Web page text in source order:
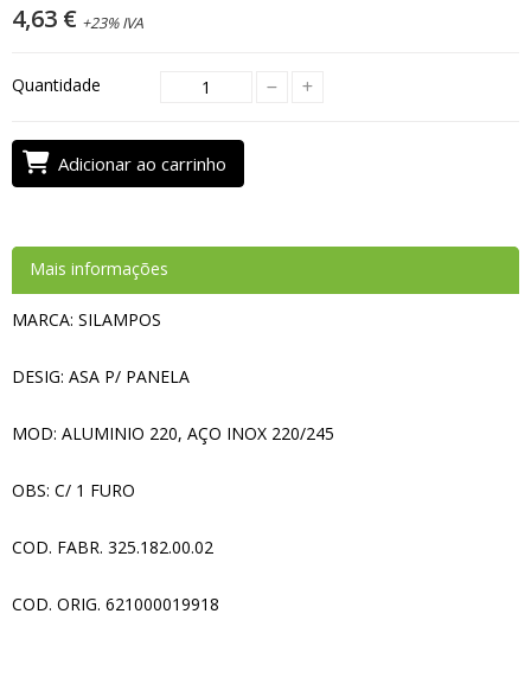
4,63 € +23% IVA
Quantidade
Adicionar ao carrinho
Mais informações
MARCA: SILAMPOS
DESIG: ASA P/ PANELA
MOD: ALUMINIO 220, AÇO INOX 220/245
OBS: C/ 1 FURO
COD. FABR. 325.182.00.02
COD. ORIG. 621000019918